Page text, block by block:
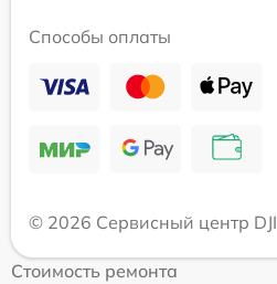
Способы оплаты
© 2026 Сервисный центр DJI
Стоимость ремонта